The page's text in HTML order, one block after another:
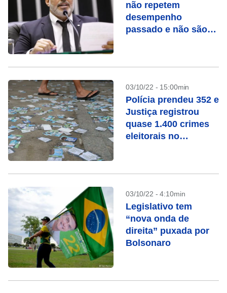
não repetem
desempenho
passado e não são
03/10/22 - 15:00min
Polícia prendeu 352 e
Justiça registrou
quase 1.400 crimes
eleitorais no
03/10/22 - 4:10min
Legislativo tem
“nova onda de
direita” puxada por
Bolsonaro